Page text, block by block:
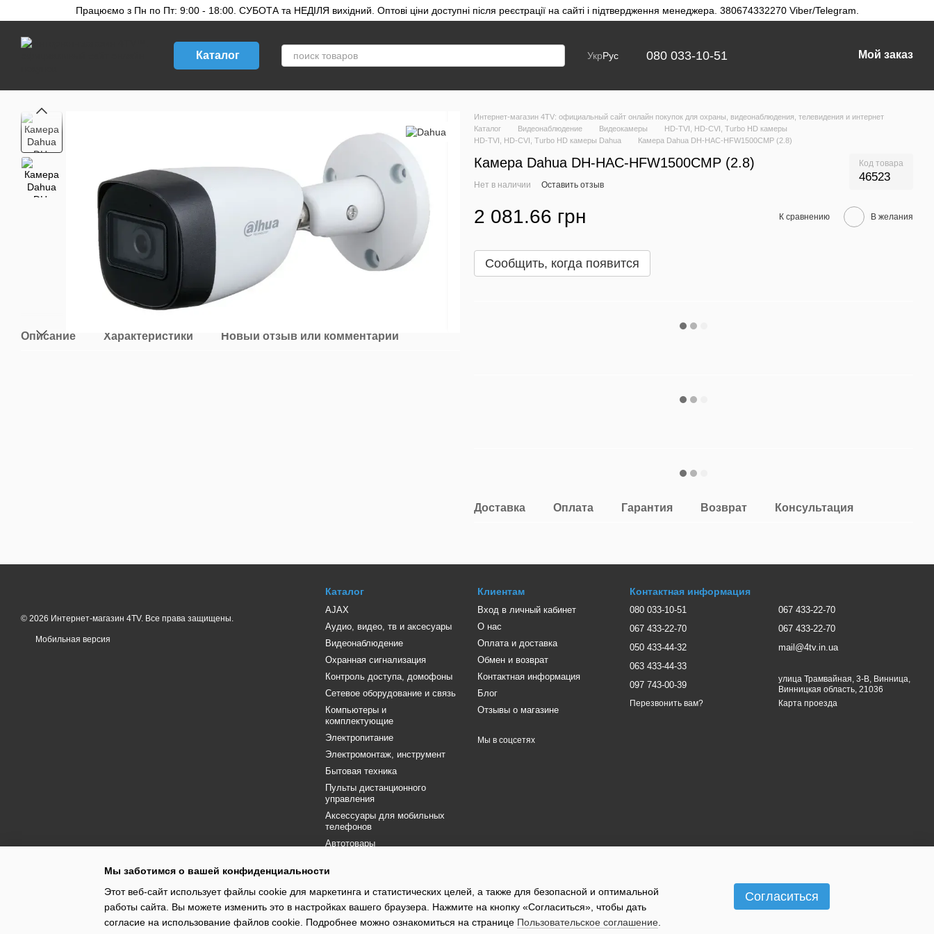
Перейти к основному контенту
Працюємо з Пн по Пт: 9:00 - 18:00. СУБОТА та НЕДІЛЯ вихідний. Оптові ціни доступні після реєстрації на сайті і підтвердження менеджера. 380674332270 Viber/Telegram.
Каталог УкрРус 080 033-10-51 Мой заказ
Описание Характеристики Новый отзыв или комментарий
Интернет-магазин 4TV: официальный сайт онлайн покупок для охраны, видеонаблюдения, телевидения и интернет
Каталог
Видеонаблюдение Видеокамеры
HD-TVI, HD-CVI, Turbo HD камеры
HD-TVI, HD-CVI, Turbo HD камеры Dahua
Камера Dahua DH-HAC-HFW1500CMP (2.8)
Камера Dahua DH-HAC-HFW1500CMP (2.8) Код товара
46523
Нет в наличии Оставить отзыв
2 081.66 грн К сравнению В желания
Сообщить, когда появится
Доставка Оплата Гарантия Возврат Консультация
© 2026 Интернет-магазин 4TV. Все права защищены.
Мобильная версия
Каталог
AJAX
Аудио, видео, тв и аксесуары
Видеонаблюдение
Охранная сигнализация
Контроль доступа, домофоны
Сетевое оборудование и связь
Компьютеры и
комплектующие
Электропитание
Электромонтаж, инструмент
Бытовая техника
Пульты дистанционного
управления
Аксессуары для мобильных
телефонов
Автотовары
Электротранспорт
Распродажа
Клиентам
Вход в личный кабинет
О нас
Оплата и доставка
Обмен и возврат
Контактная информация
Блог
Отзывы о магазине
Мы в соцсетях
Контактная информация
080 033-10-51
067 433-22-70
050 433-44-32
063 433-44-33
097 743-00-39
Перезвонить вам?
067 433-22-70
067 433-22-70
mail@4tv.in.ua
улица Трамвайная, 3-В, Винница,
Винницкая область, 21036
Карта проезда
Мы заботимся о вашей конфиденциальности
Этот веб-сайт использует файлы cookie для маркетинга и статистических целей, а также для безопасной и оптимальной
работы сайта. Вы можете изменить это в настройках вашего браузера. Нажмите на кнопку «Согласиться», чтобы дать
согласие на использование файлов cookie. Подробнее можно ознакомиться на странице Пользовательское соглашение
Согласиться